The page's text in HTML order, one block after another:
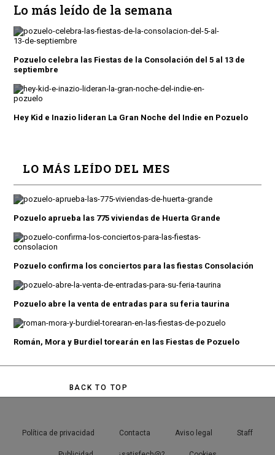
Lo más leído de la semana
Pozuelo celebra las Fiestas de la Consolación del 5 al 13 de
septiembre
Hey Kid e Inazio lideran La Gran Noche del Indie en Pozuelo
LO MÁS LEÍDO DEL MES
Pozuelo aprueba las 775 viviendas de Huerta Grande
Pozuelo confirma los conciertos para las fiestas Consolación
Pozuelo abre la venta de entradas para su feria taurina
Román, Mora y Burdiel torearán en las Fiestas de Pozuelo
BACK TO TOP
Política de privacidad Contacta Aviso legal Staff